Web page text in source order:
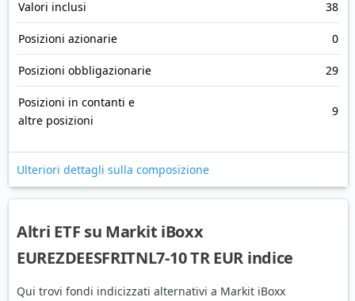
Valori inclusi 38
Posizioni azionarie 0
Posizioni obbligazionarie 29
Posizioni in contanti e
altre posizioni
9
Ulteriori dettagli sulla composizione
Altri ETF su Markit iBoxx
EUREZDEESFRITNL7-10 TR EUR indice
Qui trovi fondi indicizzati alternativi a Markit iBoxx